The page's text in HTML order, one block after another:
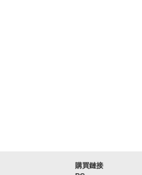
購買鏈接